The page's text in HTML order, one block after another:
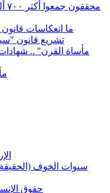
ما انعكاسات
تشريع قانون
سنوات الخوف
حقوق